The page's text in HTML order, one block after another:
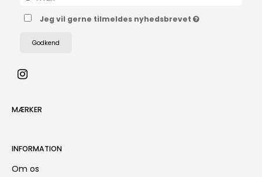
Jeg vil gerne tilmeldes nyhedsbrevet
Godkend
MÆRKER
INFORMATION
Om os